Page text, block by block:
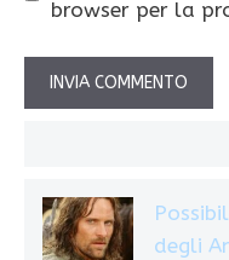
browser per la
degli